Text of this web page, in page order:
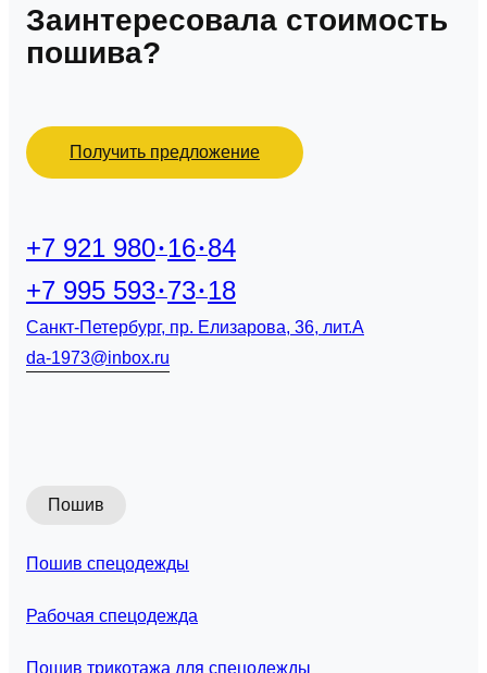
Заинтересовала стоимость
пошива?
Получить предложение
+7 921 980 16 84
+7 995 593 73 18
Санкт-Петербург, пр. Елизарова, 36, лит.А
da-1973@inbox.ru
Пошив
Пошив спецодежды
Рабочая спецодежда
Пошив трикотажа для спецодежды